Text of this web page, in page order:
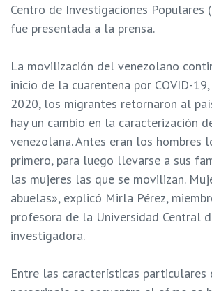
Centro de Investigaciones Populares
fue presentada a la prensa.
La movilización del venezolano
inicio de la cuarentena por COVID-
2020, los migrantes retornaron al
hay un cambio en la caracterización
venezolana. Antes eran los hombres
primero, para luego llevarse a sus
las mujeres las que se movilizan.
abuelas», explicó Mirla Pérez,
profesora de la Universidad Central
investigadora.
Entre las características particulares